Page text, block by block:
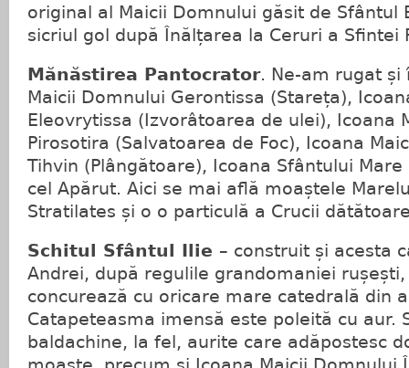
original al Maicii Domnului găsit de Sfântul
sicriul gol după Înălțarea la Ceruri a Sfintei
Mănăstirea Pantocrator. Ne-am rugat și
Maicii Domnului Gerontissa (Stareța),
Eleovrytissa (Izvorâtoarea de ulei), Icoana
Pirosotira (Salvatoarea de Foc), Icoana
Tihvin (Plângătoare), Icoana Sfântului Mare
cel Apărut. Aici se mai află moaștele
Stratilates și o o particulă a Crucii
Schitul Sfântul Ilie – construit și acesta
Andrei, după regulile grandomaniei
concurează cu oricare mare catedrală din
Catapeteasma imensă este poleită cu aur.
baldachine, la fel, aurite care adăpostesc